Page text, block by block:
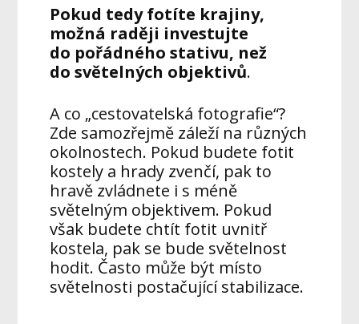
Pokud tedy fotíte krajiny,
možná raději investujte
do pořádného stativu, než
do světelných objektivů.
A co „cestovatelská fotografie“?
Zde samozřejmě záleží na různých
okolnostech. Pokud budete fotit
kostely a hrady zvenčí, pak to
hravě zvládnete i s méně
světelným objektivem. Pokud
však budete chtít fotit uvnitř
kostela, pak se bude světelnost
hodit. Často může být místo
světelnosti postačující stabilizace.